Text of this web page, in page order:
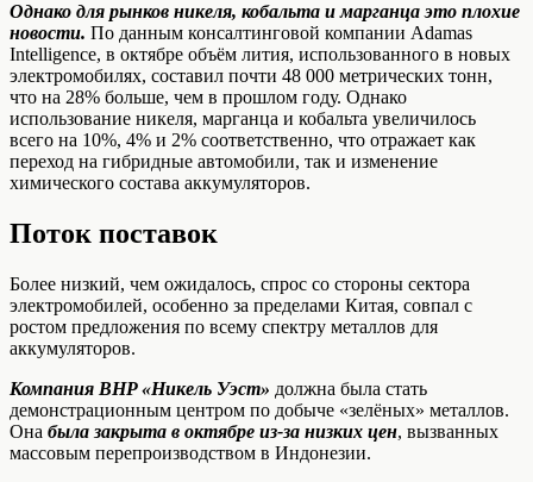
Однако для рынков никеля, кобальта и марганца это плохие
новости. По данным консалтинговой компании Adamas
Intelligence, в октябре объём лития, использованного в новых
электромобилях, составил почти 48 000 метрических тонн,
что на 28% больше, чем в прошлом году. Однако
использование никеля, марганца и кобальта увеличилось
всего на 10%, 4% и 2% соответственно, что отражает как
переход на гибридные автомобили, так и изменение
химического состава аккумуляторов.
Поток поставок
Более низкий, чем ожидалось, спрос со стороны сектора
электромобилей, особенно за пределами Китая, совпал с
ростом предложения по всему спектру металлов для
аккумуляторов.
Компания BHP «Никель Уэст» должна была стать
демонстрационным центром по добыче «зелёных» металлов.
Она была закрыта в октябре из-за низких цен, вызванных
массовым перепроизводством в Индонезии.